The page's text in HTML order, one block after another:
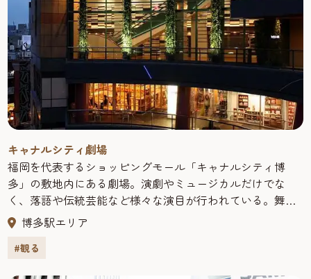
キャナルシティ劇場
福岡を代表するショッピングモール「キャナルシティ博
多」の敷地内にある劇場。演劇やミュージカルだけでな
く、落語や伝統芸能など様々な演目が行われている。舞台
と客席の距離が非常に近いため、迫力のある演劇を楽しめ
ると評判だ。
博多駅エリア
#観る